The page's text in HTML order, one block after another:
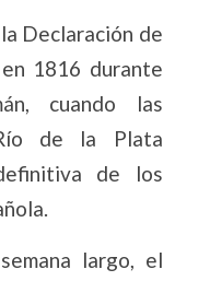
Declaración de
1816 durante
cuando las
de la Plata
de los
largo, el